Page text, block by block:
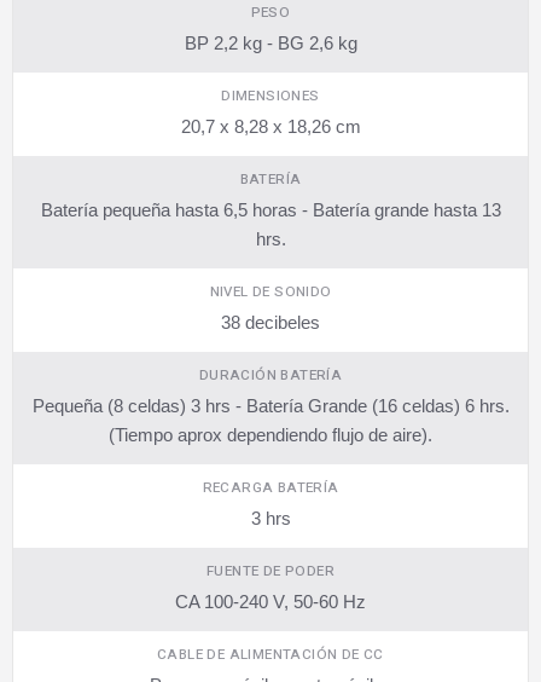
PESO
BP 2,2 kg - BG 2,6 kg
DIMENSIONES
20,7 x 8,28 x 18,26 cm
BATERÍA
Batería pequeña hasta 6,5 horas - Batería grande hasta 13
hrs.
NIVEL DE SONIDO
38 decibeles
DURACIÓN BATERÍA
Pequeña (8 celdas) 3 hrs - Batería Grande (16 celdas) 6 hrs.
(Tiempo aprox dependiendo flujo de aire).
RECARGA BATERÍA
3 hrs
FUENTE DE PODER
CA 100-240 V, 50-60 Hz
CABLE DE ALIMENTACIÓN DE CC